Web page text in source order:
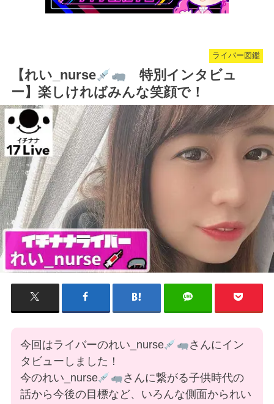
ライバー図鑑
【れい_nurse
特別インタビュ
ー】楽しければみんな笑顔で！
今回はライバーのれい_nurse
さんにイン
タビューしました！
今のれい_nurse
さんに繋がる子供時代の
話から今後の目標など、いろんな側面かられい